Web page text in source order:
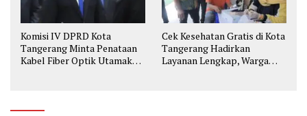
Komisi IV DPRD Kota
Tangerang Minta Penataan
Kabel Fiber Optik Utamakan
Cek Kesehatan Gratis di Kota
Tangerang Hadirkan
Layanan Lengkap, Warga